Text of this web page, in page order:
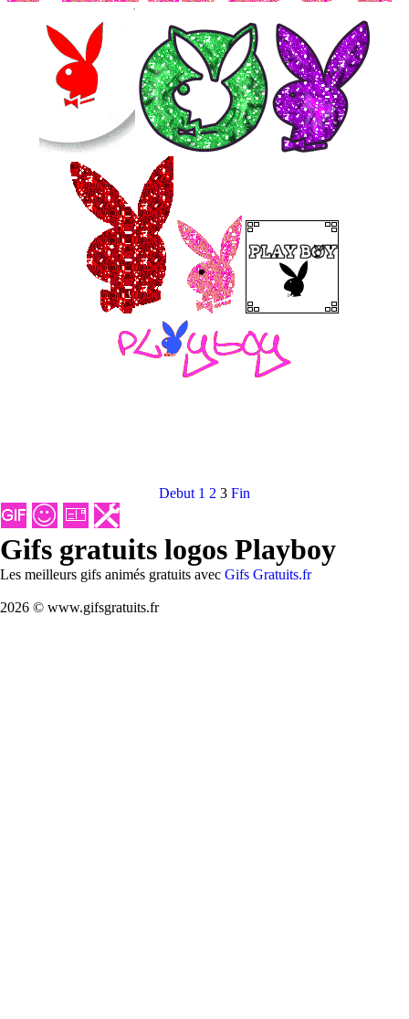
Debut 1 2 3 Fin
Gifs gratuits logos Playboy
Les meilleurs gifs animés gratuits avec Gifs Gratuits.fr
2026 © www.gifsgratuits.fr